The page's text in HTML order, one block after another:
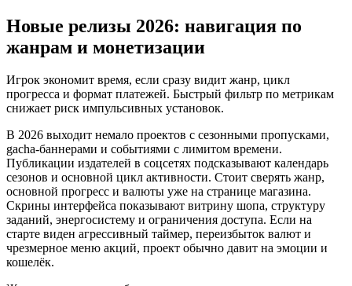
Новые релизы 2026: навигация по
жанрам и монетизации
Игрок экономит время, если сразу видит жанр, цикл
прогресса и формат платежей. Быстрый фильтр по метрикам
снижает риск импульсивных установок.
В 2026 выходит немало проектов с сезонными пропусками,
gacha-баннерами и событиями с лимитом времени.
Публикации издателей в соцсетях подсказывают календарь
сезонов и основной цикл активности. Стоит сверять жанр,
основной прогресс и валюты уже на странице магазина.
Скрины интерфейса показывают витрину шопа, структуру
заданий, энергосистему и ограничения доступа. Если на
старте виден агрессивный таймер, переизбыток валют и
чрезмерное меню акций, проект обычно давит на эмоции и
кошелёк.